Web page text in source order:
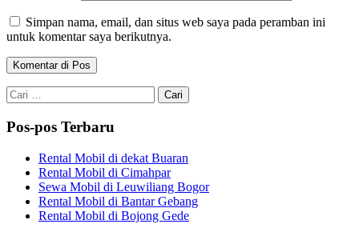
Simpan nama, email, dan situs web saya pada peramban ini
untuk komentar saya berikutnya.
Cari
untuk:
Pos-pos Terbaru
Rental Mobil di dekat Buaran
Rental Mobil di Cimahpar
Sewa Mobil di Leuwiliang Bogor
Rental Mobil di Bantar Gebang
Rental Mobil di Bojong Gede